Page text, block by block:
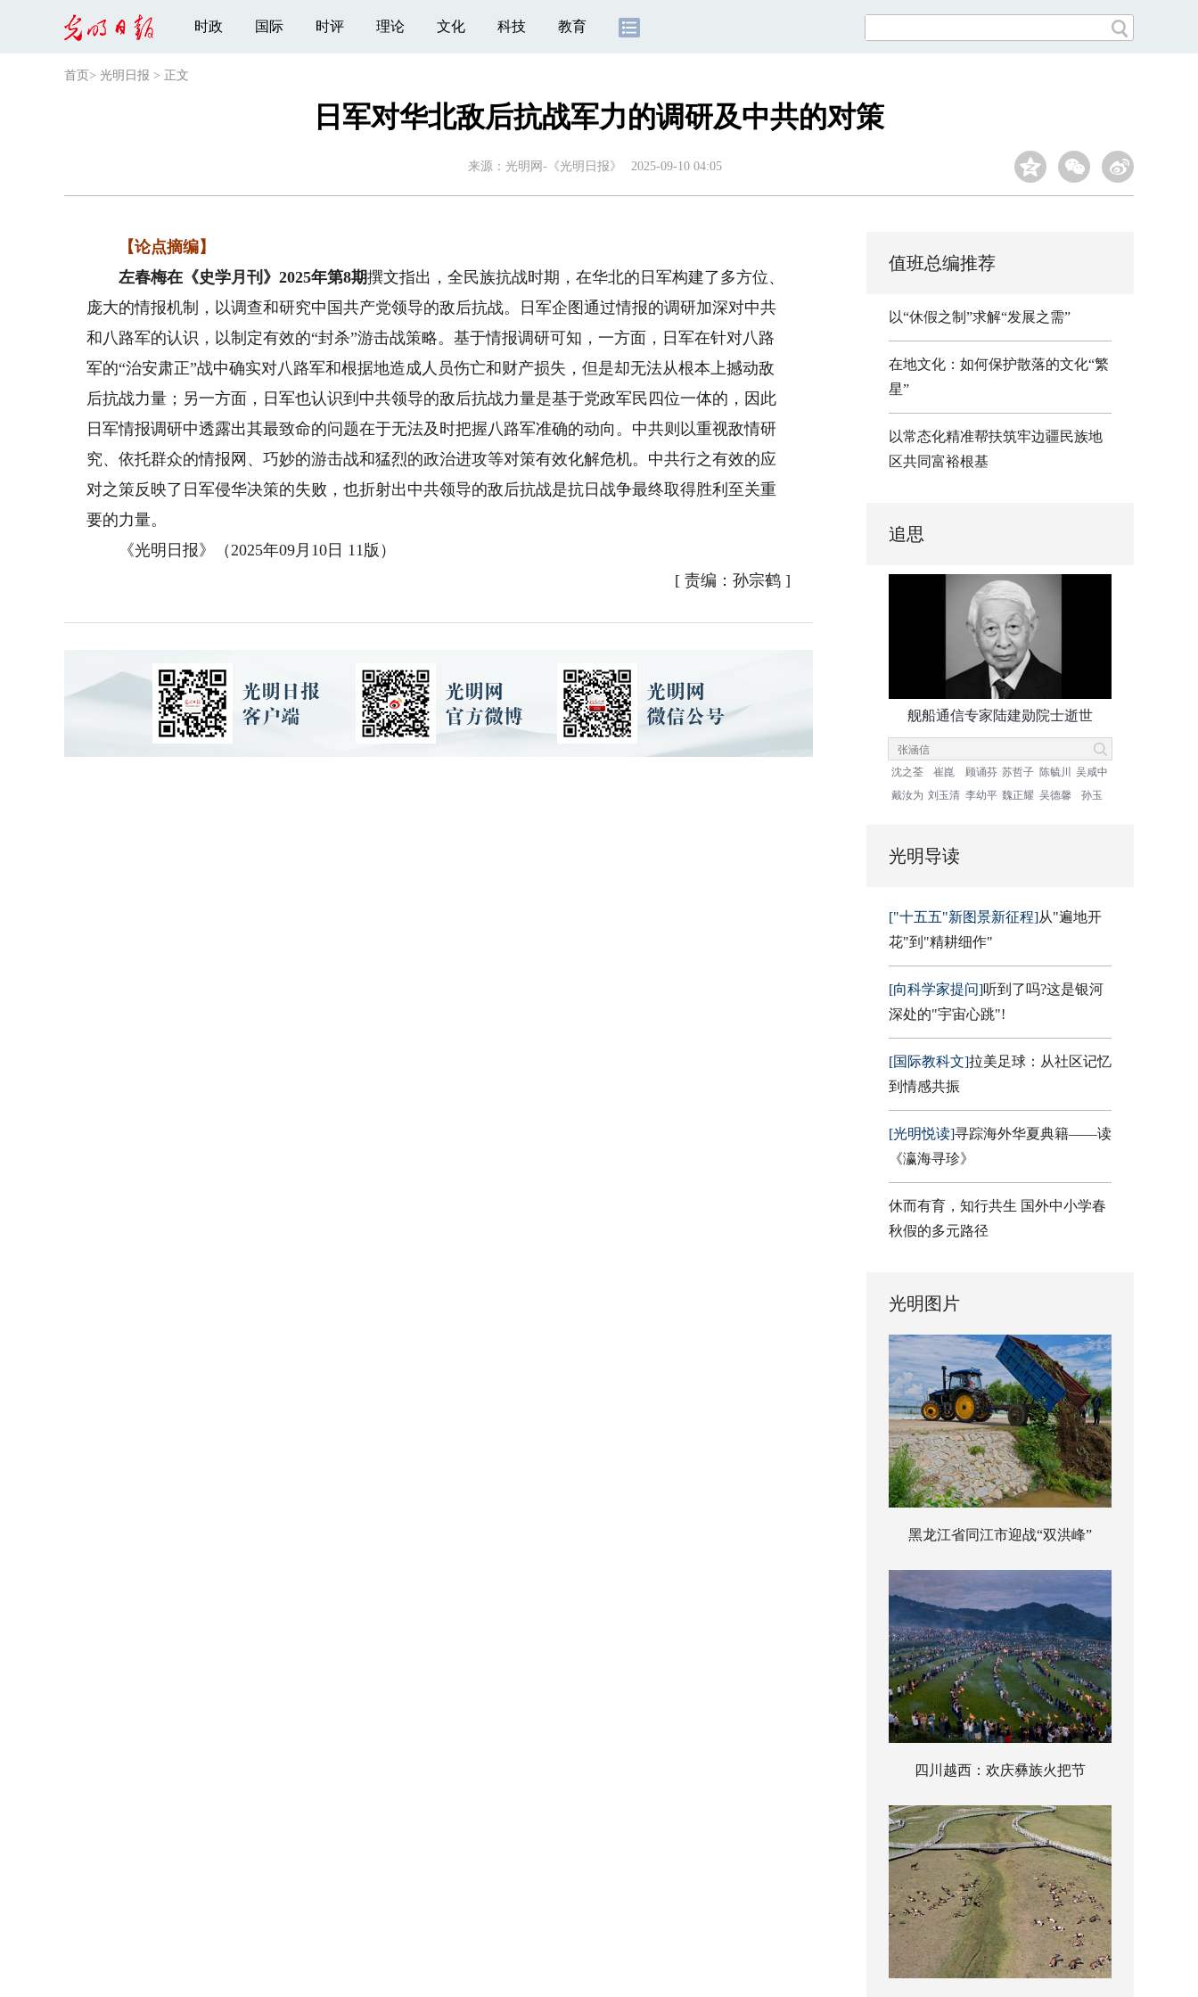
时政 国际 时评 理论 文化 科技 教育
首页 > 光明日报 > 正文
日军对华北敌后抗战军力的调研及中共的对策
来源： 光明网-《光明日报》 2025-09-10 04:05
【论点摘编】
左春梅在《史学月刊》2025年第8期撰文指出，全民族抗战时期，在华北的日军构建了多方位、
庞大的情报机制，以调查和研究中国共产党领导的敌后抗战。日军企图通过情报的调研加深对中共
和八路军的认识，以制定有效的“封杀”游击战策略。基于情报调研可知，一方面，日军在针对八路
军的“治安肃正”战中确实对八路军和根据地造成人员伤亡和财产损失，但是却无法从根本上撼动敌
后抗战力量；另一方面，日军也认识到中共领导的敌后抗战力量是基于党政军民四位一体的，因此
日军情报调研中透露出其最致命的问题在于无法及时把握八路军准确的动向。中共则以重视敌情研
究、依托群众的情报网、巧妙的游击战和猛烈的政治进攻等对策有效化解危机。中共行之有效的应
对之策反映了日军侵华决策的失败，也折射出中共领导的敌后抗战是抗日战争最终取得胜利至关重
要的力量。
《光明日报》（2025年09月10日 11版）
[ 责编：孙宗鹤]
值班总编推荐
以“休假之制”求解“发展之需”
在地文化：如何保护散落的文化“繁
星”
以常态化精准帮扶筑牢边疆民族地
区共同富裕根基
追思
舰船通信专家陆建勋院士逝世
沈之荃 崔崑 顾诵芬 苏哲子 陈毓川
吴咸中
戴汝为 刘玉清 李幼平 魏正耀 吴德馨 孙玉
光明导读
["十五五"新图景新征程]从"遍地开
花"到"精耕细作"
[向科学家提问]听到了吗?这是银河
深处的"宇宙心跳"!
[国际教科文]拉美足球：从社区记忆
到情感共振
[光明悦读]寻踪海外华夏典籍——读
《瀛海寻珍》
休而有育，知行共生 国外中小学春
秋假的多元路径
光明图片
黑龙江省同江市迎战“双洪峰”
四川越西：欢庆彝族火把节